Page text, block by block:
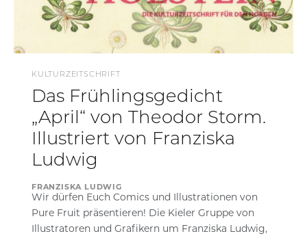
KULTURZEITSCHRIFT
Das Frühlingsgedicht
„April“ von Theodor Storm.
Illustriert von Franziska
Ludwig
FRANZISKA LUDWIG
Wir dürfen Euch Comics und Illustrationen von
Pure Fruit präsentieren! Die Kieler Gruppe von
Illustratoren und Grafikern um Franziska Ludwig,